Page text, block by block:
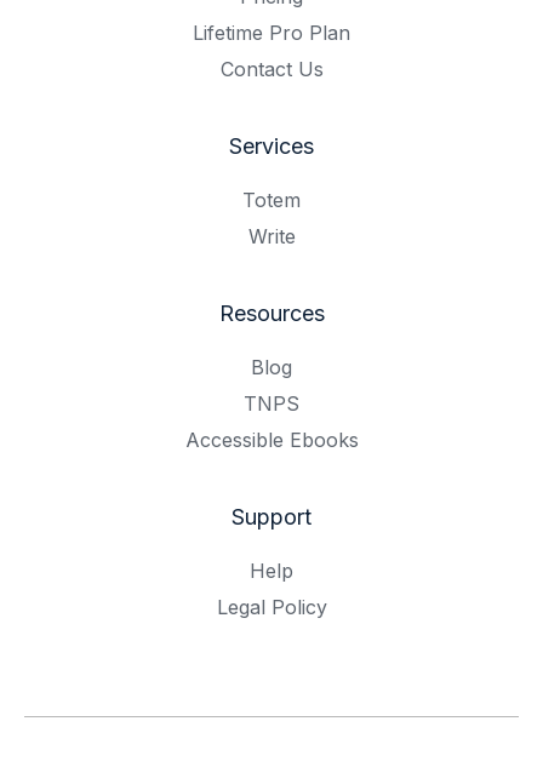
Lifetime Pro Plan
Contact Us
Services
Totem
Write
Resources
Blog
TNPS
Accessible Ebooks
Support
Help
Legal Policy